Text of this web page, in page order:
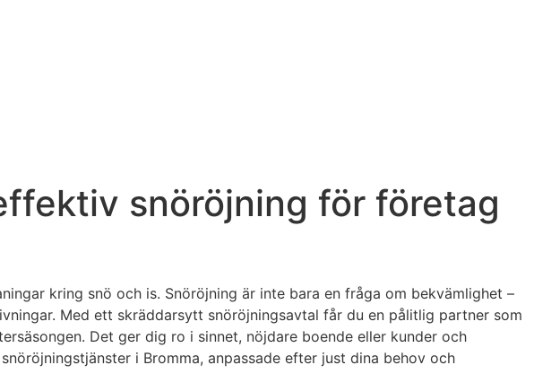
snöröjning för företag
kring snö och is. Snöröjning är inte bara en fråga om bekvämlighet –
Med ett skräddarsytt snöröjningsavtal får du en pålitlig partner som
Det ger dig ro i sinnet, nöjdare boende eller kunder och
i Bromma, anpassade efter just dina behov och